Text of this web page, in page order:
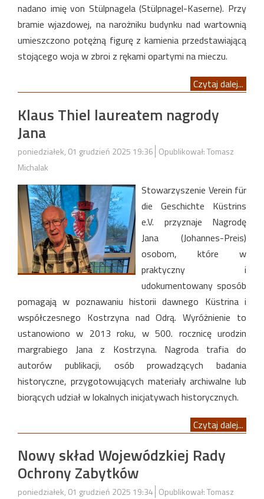
nadano imię von Stülpnagela (Stülpnagel-Kaserne). Przy
bramie wjazdowej, na narożniku budynku nad wartownią
umieszczono potężną figurę z kamienia przedstawiającą
stojącego woja w zbroi z rękami opartymi na mieczu.
Czytaj dalej...
Klaus Thiel laureatem nagrody
Jana
poniedziałek, 01 grudzień 2025 19:36 Opublikował: Tomasz
Michalak
Stowarzyszenie Verein für
die Geschichte Küstrins
e.V. przyznaje Nagrodę
Jana (Johannes-Preis)
osobom, które w
praktyczny i
udokumentowany sposób
pomagają w poznawaniu historii dawnego Küstrina i
współczesnego Kostrzyna nad Odrą. Wyróżnienie to
ustanowiono w 2013 roku, w 500. rocznicę urodzin
margrabiego Jana z Kostrzyna. Nagroda trafia do
autorów publikacji, osób prowadzących badania
historyczne, przygotowujących materiały archiwalne lub
biorących udział w lokalnych inicjatywach historycznych.
Czytaj dalej...
Nowy skład Wojewódzkiej Rady
Ochrony Zabytków
poniedziałek, 01 grudzień 2025 19:34 Opublikował: Tomasz